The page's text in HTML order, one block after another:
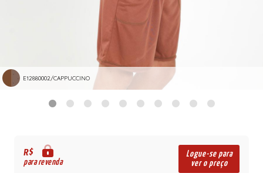
E12880002/CAPPUCCINO
R$
para revenda
Logue-se para
ver o preço